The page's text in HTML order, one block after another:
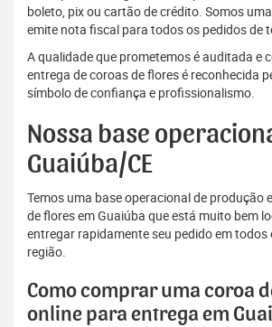
boleto, pix ou cartão de crédito. Somos
emite nota fiscal para todos os pedidos de
A qualidade que prometemos é auditada e
entrega de coroas de flores é reconhecida
símbolo de confiança e profissionalismo.
Nossa base
Guaiúba/CE
Temos uma base operacional de produção
de flores em Guaiúba que está muito bem
entregar rapidamente seu pedido em todos
região.
Como comprar uma coroa
online para entrega em